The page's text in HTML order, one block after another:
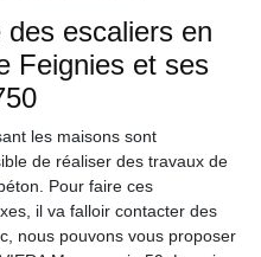
escaliers en
Feignies et ses
les maisons sont
de réaliser des travaux de
Pour faire ces
il va falloir contacter des
nous pouvons vous proposer